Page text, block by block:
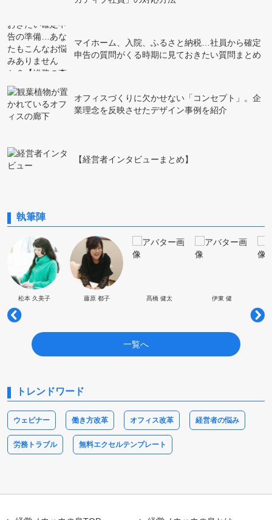
マイホーム、入院、ふるさと納税…社員から確定
申告の質問がくる時期に見ておきたい質問まとめ
オフィスづくりに欠かせない「コンセプト」。企
業理念を反映させたデザイン事例を紹介
【経営者インタビューまとめ】
執筆陣
松本 久美子 藤原 都子 髙橋 健太 伊東 健
一覧へ
トレンドワード
ウェビナー 働き方改革 オフィス改革 経営者の悩み
労務トラブル 無料エクセルテンプレート